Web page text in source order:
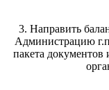
3. Направить
Администрацию
пакета документов